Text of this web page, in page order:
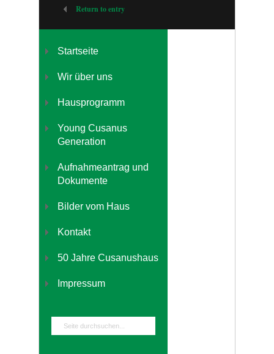
Return to entry
Startseite
Wir über uns
Hausprogramm
Young Cusanus
Generation
Aufnahmeantrag und
Dokumente
Bilder vom Haus
Kontakt
50 Jahre Cusanushaus
Impressum